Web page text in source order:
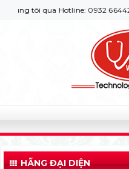
tôi qua Hotline: 0932 664422
HÃNG ĐẠI DIỆN